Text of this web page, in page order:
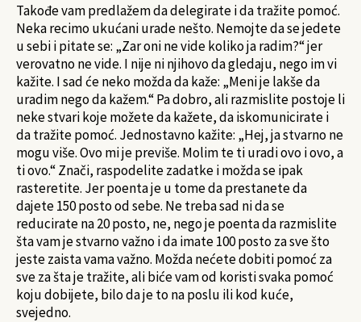
Takođe vam predlažem da delegirate i da tražite pomoć.
Neka recimo ukućani urade nešto. Nemojte da se jedete
u sebi i pitate se: „Zar oni ne vide koliko ja radim?“ jer
verovatno ne vide. I nije ni njihovo da gledaju, nego im vi
kažite. I sad će neko možda da kaže: „Meni je lakše da
uradim nego da kažem.“ Pa dobro, ali razmislite postoje li
neke stvari koje možete da kažete, da iskomunicirate i
da tražite pomoć. Jednostavno kažite: „Hej, ja stvarno ne
mogu više. Ovo mi je previše. Molim te ti uradi ovo i ovo, a
ti ovo.“ Znači, raspodelite zadatke i možda se ipak
rasteretite. Jer poenta je u tome da prestanete da
dajete 150 posto od sebe. Ne treba sad ni da se
reducirate na 20 posto, ne, nego je poenta da razmislite
šta vam je stvarno važno i da imate 100 posto za sve što
jeste zaista vama važno. Možda nećete dobiti pomoć za
sve za šta je tražite, ali biće vam od koristi svaka pomoć
koju dobijete, bilo da je to na poslu ili kod kuće,
svejedno.